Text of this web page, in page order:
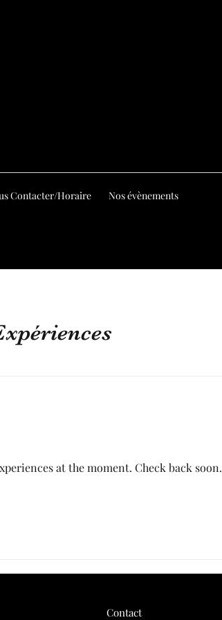
Contacter/Horaire Nos évènements
at the moment. Check back soon.
Contact